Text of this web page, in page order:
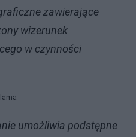
zawierające
wizerunek
w czynności
umożliwia podstępne